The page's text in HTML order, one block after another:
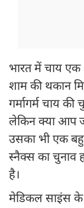
भारत में चाय
शाम की थकान
गर्मागर्म चाय
लेकिन क्या आप
उसका भी एक
स्नैक्स का चुनाव
है।
मेडिकल साइंस के